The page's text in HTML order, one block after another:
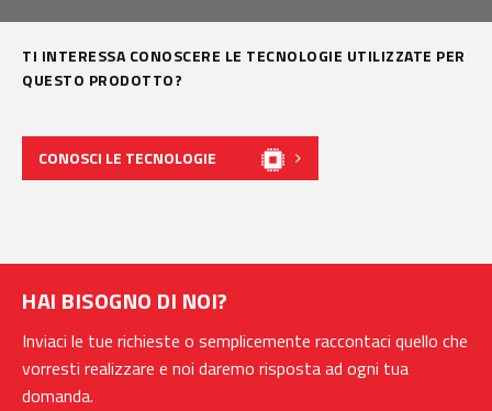
TI INTERESSA CONOSCERE LE TECNOLOGIE UTILIZZATE PER
QUESTO PRODOTTO?
CONOSCI LE TECNOLOGIE
HAI BISOGNO DI NOI?
Inviaci le tue richieste o semplicemente raccontaci quello che
vorresti realizzare e noi daremo risposta ad ogni tua
domanda.